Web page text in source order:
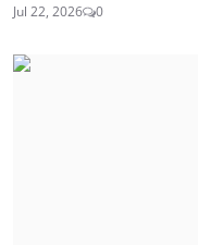
Jul 22, 2026 0